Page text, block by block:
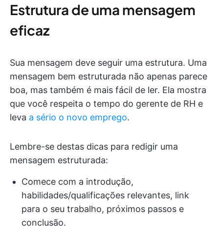
Estrutura de uma mensagem
eficaz
Sua mensagem deve seguir uma estrutura. Uma
mensagem bem estruturada não apenas parece
boa, mas também é mais fácil de ler. Ela mostra
que você respeita o tempo do gerente de RH e
leva a sério o novo emprego.
Lembre-se destas dicas para redigir uma
mensagem estruturada:
Comece com a introdução,
habilidades/qualificações relevantes, link
para o seu trabalho, próximos passos e
conclusão.